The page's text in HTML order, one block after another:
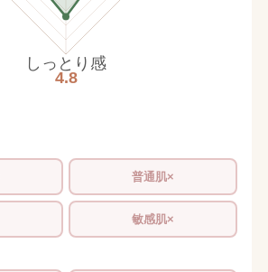
しっとり感
4.8
普通肌×
敏感肌×